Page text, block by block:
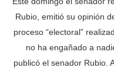
Rubio, emitió su opinión
proceso “electoral”
no ha engañado a
publicó el senador Rubio.